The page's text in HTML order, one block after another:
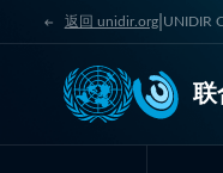
返回 unidir.org| UNIDIR
联